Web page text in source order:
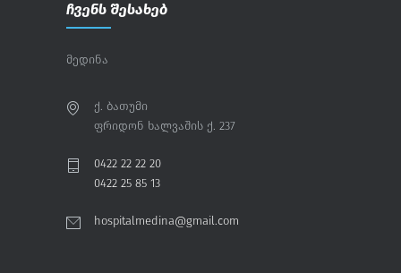
ჩვენს შესახებ
მედინა
ქ. ბათუმი
ფრიდონ ხალვაშის ქ. 237
0422 22 22 20
0422 25 85 13
hospitalmedina@gmail.com